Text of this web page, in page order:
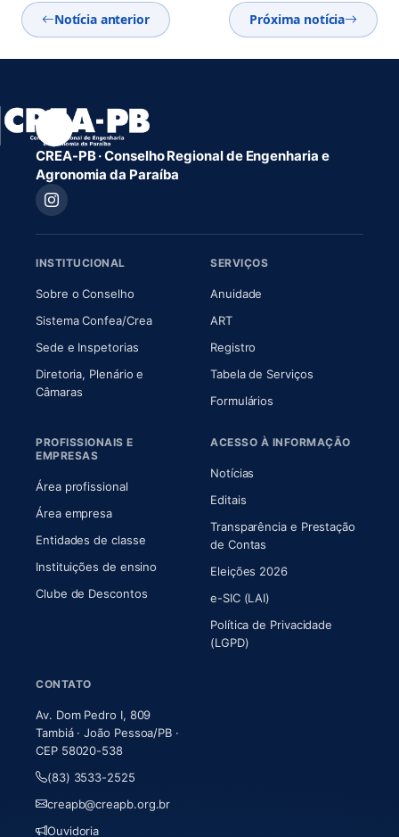
Notícia anterior Próxima notícia
CREA-PB · Conselho Regional de Engenharia e
Agronomia da Paraíba
INSTITUCIONAL
Sobre o Conselho(abre em nova aba)
Sistema Confea/Crea(abre em nova aba)
Sede e Inspetorias
Diretoria, Plenário e
Câmaras(abre em nova aba)
SERVIÇOS
Anuidade
ART(abre em nova aba)
Registro
Tabela de Serviços
Formulários
PROFISSIONAIS E
EMPRESAS
Área profissional
Área empresa
Entidades de classe
Instituições de ensino
Clube de Descontos
ACESSO À INFORMAÇÃO
Notícias
Editais
Transparência e Prestação
de Contas
Eleições 2026
e-SIC (LAI)
Política de Privacidade
(LGPD)
CONTATO
Av. Dom Pedro I, 809
Tambiá · João Pessoa/PB ·
CEP 58020-538
(83) 3533-2525
creapb@creapb.org.br
Ouvidoria